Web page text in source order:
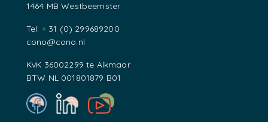
1464 MB Westbeemster
Tel: + 31 (0) 299689200
cono@cono.nl
KvK 36002299 te Alkmaar
BTW NL 001801879 B01